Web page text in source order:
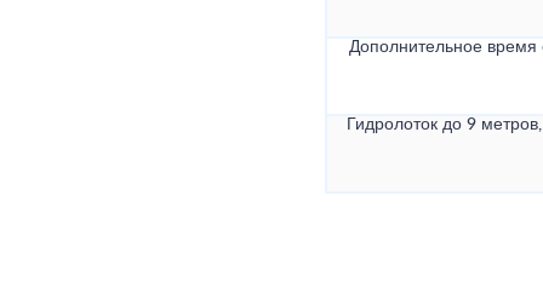
Дополнительное
Гидролоток до 9